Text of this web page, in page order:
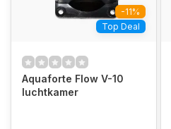
-11%
Top Deal
Aquaforte Flow V-10
luchtkamer